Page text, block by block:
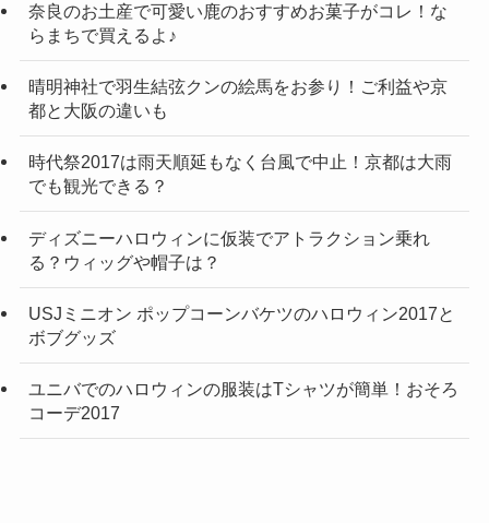
奈良のお土産で可愛い鹿のおすすめお菓子がコレ！な
らまちで買えるよ♪
晴明神社で羽生結弦クンの絵馬をお参り！ご利益や京
都と大阪の違いも
時代祭2017は雨天順延もなく台風で中止！京都は大雨
でも観光できる？
ディズニーハロウィンに仮装でアトラクション乗れ
る？ウィッグや帽子は？
USJミニオン ポップコーンバケツのハロウィン2017と
ボブグッズ
ユニバでのハロウィンの服装はTシャツが簡単！おそろ
コーデ2017